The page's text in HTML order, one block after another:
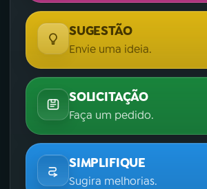
SUGESTÃO
Envie uma ideia.
SOLICITAÇÃO
Faça um pedido.
SIMPLIFIQUE
Sugira melhorias.